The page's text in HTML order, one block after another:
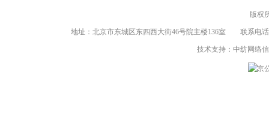
版权
地址：北京市东城区东四西大街46号院主楼136室 联系电
技术支持：中纺网络
京